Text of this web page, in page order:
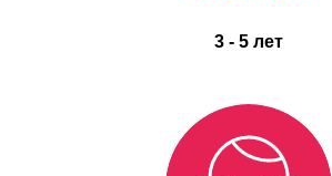
3 - 5 лет